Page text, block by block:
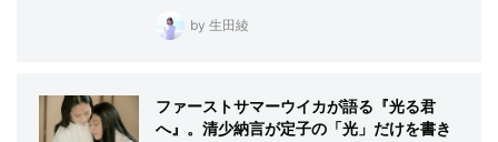
by 生田綾
ファーストサマーウイカが語る『光る君
へ』。清少納言が定子の「光」だけを書き